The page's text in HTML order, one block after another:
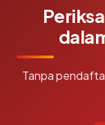
Tanpa